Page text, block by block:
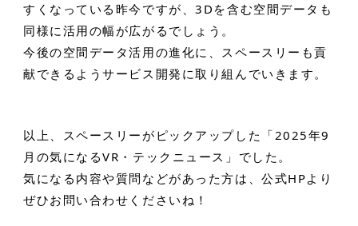
すくなっている昨今ですが、3Dを含む空間データも
同様に活用の幅が広がるでしょう。
今後の空間データ活用の進化に、スペースリーも貢
献できるようサービス開発に取り組んでいきます。
以上、スペースリーがピックアップした「2025年9
月の気になるVR・テックニュース」でした。
気になる内容や質問などがあった方は、公式HPより
ぜひお問い合わせくださいね！